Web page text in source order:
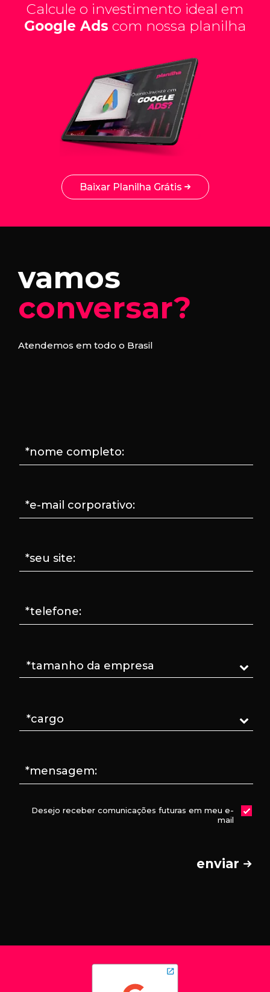
Calcule o investimento ideal em
Google Ads com nossa planilha
Baixar Planilha Grátis
vamos
conversar?
Atendemos em todo o Brasil
*nome completo:
*e-mail corporativo:
*seu site:
*telefone:
*mensagem:
Desejo receber comunicações futuras em meu e-
mail
enviar